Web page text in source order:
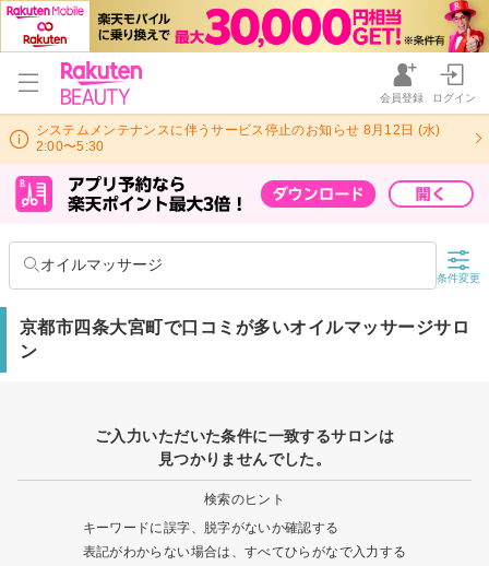
会員登録 ログイン
システムメンテナンスに伴うサービス停止のお知らせ 8月12日 (水)
2:00〜5:30
オイルマッサージ
条件変更
京都市四条大宮町で口コミが多いオイルマッサージサロ
ン
ご入力いただいた条件に一致するサロンは
見つかりませんでした。
検索のヒント
キーワードに誤字、脱字がないか確認する
表記がわからない場合は、すべてひらがなで入力する